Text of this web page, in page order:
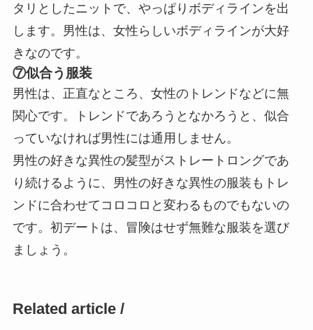
タリとしたニットで、やっぱりボディラインを出
します。男性は、女性らしいボディラインが大好
きなのです。
⑦似合う服装
男性は、正直なところ、女性のトレンドなどに無
関心です。トレンドであろうとなかろうと、似合
っていなければ男性には通用しません。
男性の好きな異性の髪型がストレートロングであ
り続けるように、男性の好きな異性の服装もトレ
ンドに合わせてコロコロと変わるものでもないの
です。初デートは、冒険はせず無難な服装を選び
ましょう。
Related article /